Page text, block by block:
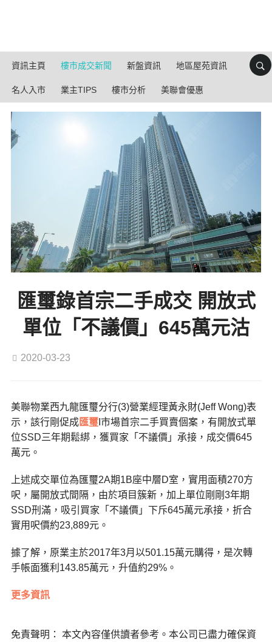
資訊主頁 樓市成交新聞 新盤資訊 地區屋苑資訊
名人入市 業主TIPS 樓市分析 美聯會優惠
匯璽錄首宗二手成交 開放式
單位「不議價」645萬元沽
2020-03-23
美聯物業西九龍匯璽分行(3)營業經理黃永財(Jeff Wong)表
示，該行剛促成匯璽I市場首宗二手買賣個案，有開放式單
位SSD三年期鬆綁，獲買家「不議價」承接，成交價645
萬元。
上述成交單位為匯璽2A期1B座中層D室，實用面積270方
呎，屬開放式間隔，由於項目簇新，加上單位剛剛3年期
SSD刑滿，吸引買家「不議價」下斥645萬元承接，折合
實用呎價約23,889元。
據了解，原業主於2017年3月以501.15萬元購得，是次轉
手帳面獲利143.85萬元，升值約29%。
更多資訊
免責聲明： 本文內容僅供讀者參考。本公司已盡力確保資